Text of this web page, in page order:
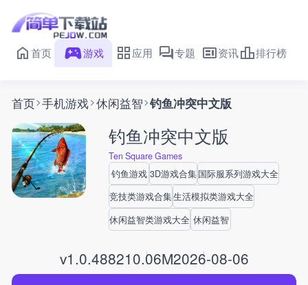
首页 游戏 应用 专题 资讯 排行榜
首页 手机游戏 休闲益智 钓鱼冲突中文版
钓鱼冲突中文版
Ten Square Games
钓鱼游戏 3D游戏合集国际服系列游戏大全
竞技类游戏合集生活模拟类游戏大全
休闲益智类游戏大全 休闲益智
v1.0.488210.06M2026-08-06